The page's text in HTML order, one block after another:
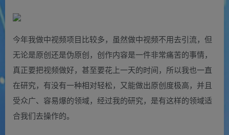
今年我做中视频项目比较多，虽然做中视频不用去引流，但
无论是原创还是伪原创，创作内容是一件非常痛苦的事情，
真正要把视频做好，甚至要花上一天的时间，所以我也一直
在研究，有没有一种相对轻松，又能做出原创度极高，并且
受众广、容易爆的领域，经过我的研究，是有这样的领域适
合我们去操作的。